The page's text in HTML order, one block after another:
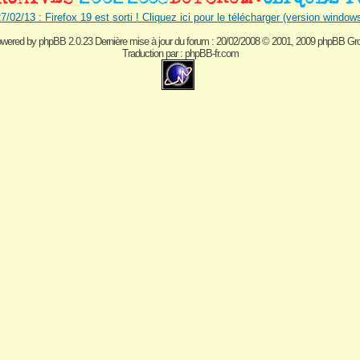
02/13 : Firefox 19 est sorti ! Cliquez ici pour le télécharger (version
byphpBB 2.0.23 Dernière mise à jour du forum : 20/02/2008© 2001, 2009 phpBB
Traduction par : phpBB-fr.com